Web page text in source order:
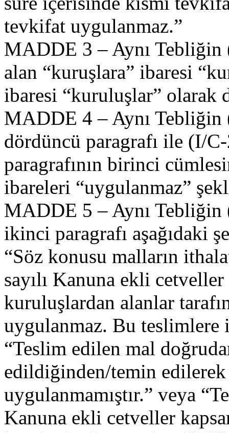
tevkifat uygulanmaz.”
MADDE 3 – Aynı
alan “kuruşlara” ibaresi
ibaresi “kuruluşlar” olarak
MADDE 4 – Aynı
dördüncü paragrafı ile (I/
paragrafının birinci
ibareleri “uygulanmaz”
MADDE 5 – Aynı
ikinci paragrafı aşağıdaki
“Söz konusu malların
sayılı Kanuna ekli
kuruluşlardan alanlar
uygulanmaz. Bu teslimlere
“Teslim edilen mal
edildiğinden/temin
uygulanmamıştır.” veya
Kanuna ekli cetveller